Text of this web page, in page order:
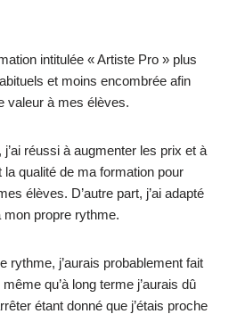
intitulée « Artiste Pro » plus
et moins encombrée afin
valeur à mes élèves.
réussi à augmenter les prix et à
qualité de ma formation pour
élèves. D’autre part, j’ai adapté
propre rythme.
rythme, j’aurais probablement fait
qu’à long terme j’aurais dû
étant donné que j’étais proche